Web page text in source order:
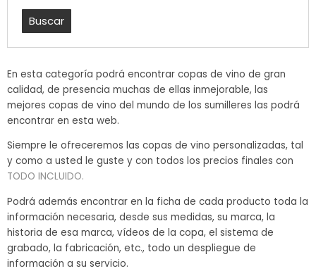
En esta categoría podrá encontrar copas de vino de gran
calidad, de presencia muchas de ellas inmejorable, las
mejores copas de vino del mundo de los sumilleres las podrá
encontrar en esta web.
Siempre le ofreceremos las copas de vino personalizadas, tal
y como a usted le guste y con todos los precios finales con
TODO INCLUIDO.
Podrá además encontrar en la ficha de cada producto toda la
información necesaria, desde sus medidas, su marca, la
historia de esa marca, vídeos de la copa, el sistema de
grabado, la fabricación, etc., todo un despliegue de
información a su servicio.